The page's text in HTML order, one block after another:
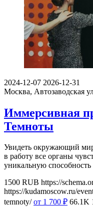
2024-12-07 2026-12-31
Москва, Автозаводская
Иммерсивная
Темноты
Увидеть окружающий
в работу все органы
уникальную
1500 RUB https://
https://kudamoscow.ru/
temnoty/ от 1 700 ₽ 66.1K